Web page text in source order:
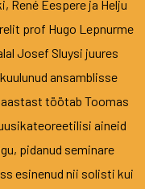
René Eespere ja Helju
prof Hugo Lepnurme
Josef Sluysi juures
ansamblisse
töötab Toomas
aineid
pidanud seminare
esinenud nii solisti kui